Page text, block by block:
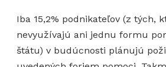
Iba 15,2% podnikateľov (z tých,
nevyužívajú ani jednu formu
štátu) v budúcnosti plánujú